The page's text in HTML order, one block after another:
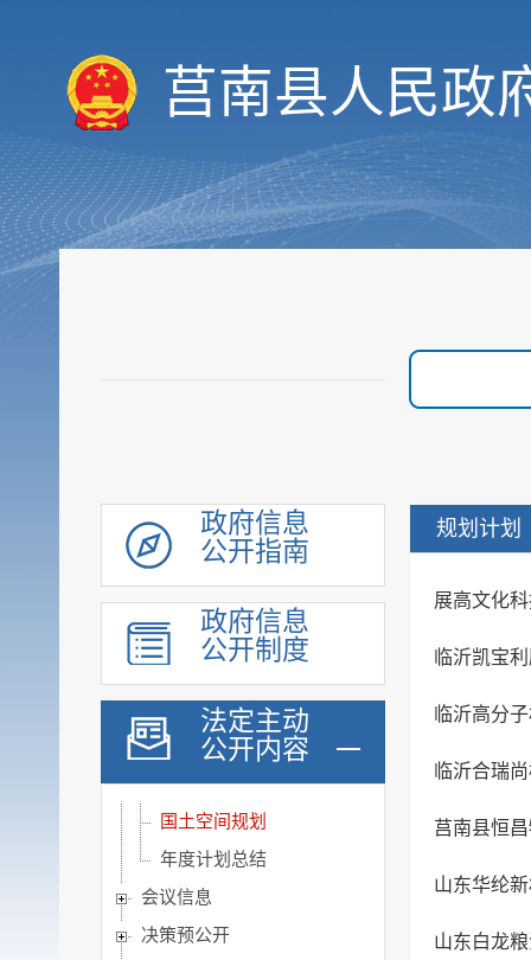
莒南县人民政
政府信息
公开指南
政府信息
公开制度
法定主动
公开内容
履职依据
机构职能
人事信息
规划计划
五年规划
国民经济和社会发展计...
专项规划
区域规划
国土空间规划
年度计划总结
会议信息
决策预公开
规划计划
展高文化
临沂凯宝
临沂高分
临沂合瑞
莒南县恒
山东华纶
山东白龙